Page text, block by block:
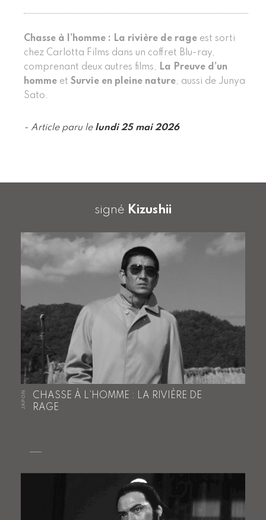
Chasse à l’homme : La rivière de rage est sorti
chez Carlotta Films dans un coffret Blu-ray,
comprenant deux autres films, La Preuve d’un
homme et Survie en pleine nature, aussi de Junya
Sato.
- Article paru le lundi 25 mai 2026
signé Kizushii
JAPON
CHASSE À L’HOMME : LA RIVIÈRE DE
RAGE